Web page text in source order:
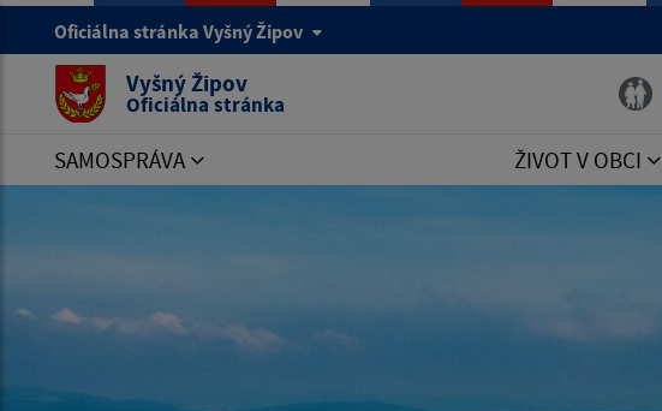
Oficiálna stránka Vyšný Žipov
Vyšný Žipov
Oficiálna stránka
SAMOSPRÁVA ŽIVOT V OBCI